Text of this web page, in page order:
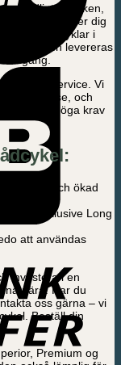
tydligt i trafiken,
Det ger dig
om du cyklar i
och levereras
igång.
service. Vi
och
till våra höga krav
och ökad
inklusive Long
att användas
investera i en
nära. Har du
oss gärna – vi
Beställ din
Premium og